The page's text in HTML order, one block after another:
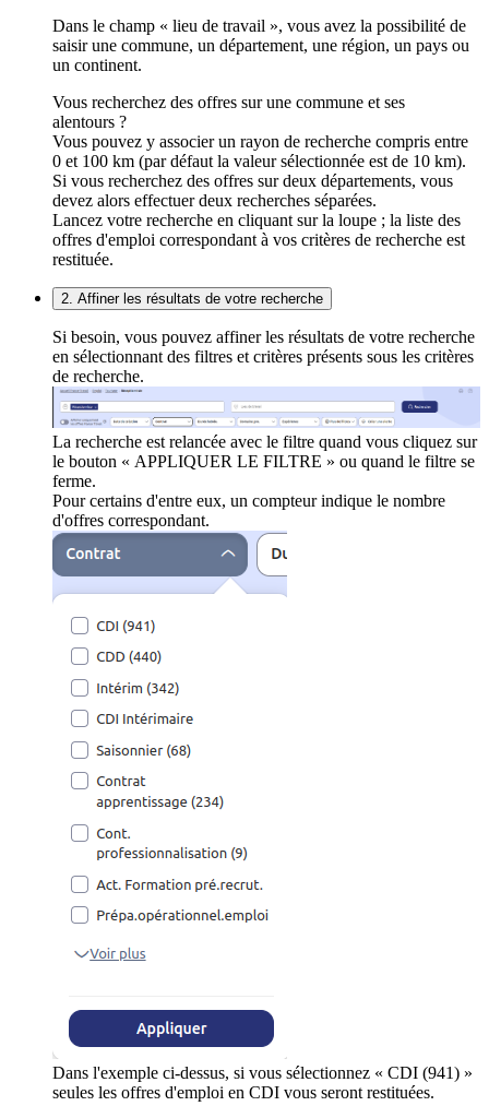
Dans le champ « lieu de travail », vous avez la possibilité de
saisir une commune, un département, une région, un pays ou
un continent.
Vous recherchez des offres sur une commune et ses
alentours ?
Vous pouvez y associer un rayon de recherche compris entre
0 et 100 km (par défaut la valeur sélectionnée est de 10 km).
Si vous recherchez des offres sur deux départements, vous
devez alors effectuer deux recherches séparées.
Lancez votre recherche en cliquant sur la loupe ; la liste des
offres d'emploi correspondant à vos critères de recherche est
restituée.
2. Affiner les résultats de votre recherche
Si besoin, vous pouvez affiner les résultats de votre recherche
en sélectionnant des filtres et critères présents sous les critères
de recherche.
La recherche est relancée avec le filtre quand vous cliquez sur
le bouton « APPLIQUER LE FILTRE » ou quand le filtre se
ferme.
Pour certains d'entre eux, un compteur indique le nombre
d'offres correspondant.
Dans l'exemple ci-dessus, si vous sélectionnez « CDI (941) »
seules les offres d'emploi en CDI vous seront restituées.